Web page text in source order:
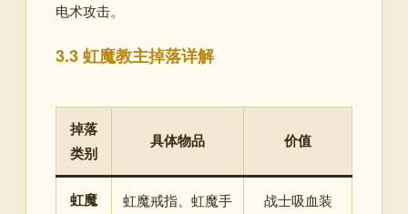
电术攻击。
3.3 虹魔教主掉落详解
掉落
类别
具体物品 价值
虹魔
虹魔戒指、虹魔手
战士吸血装